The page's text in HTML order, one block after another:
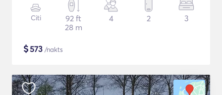
Citi
92 ft
28 m
4 2 3
$573 /nakts